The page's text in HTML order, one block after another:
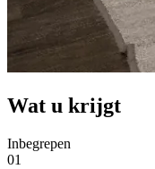
Wat u krijgt
Inbegrepen
01